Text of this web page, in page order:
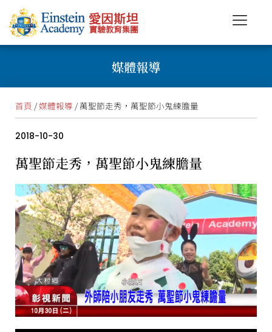
媒體報導
首頁 /媒體報導 / 萬聖節走秀，萬聖節小鬼練膽量
2018-10-30
萬聖節走秀，萬聖節小鬼練膽量